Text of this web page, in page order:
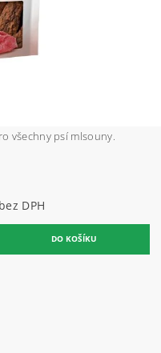
všechny psí mlsouny.
96,43 Kč bez DPH